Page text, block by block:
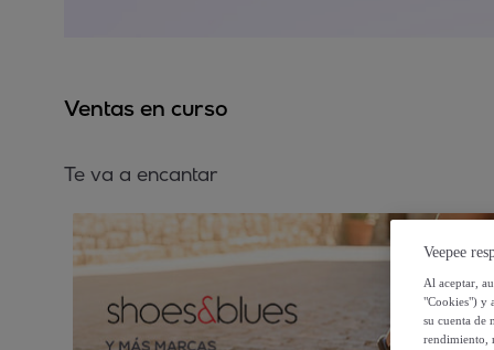
Ventas en curso
Te va a encantar
Veepee
Al aceptar,
"Cookies") y
su cuenta de
rendimiento,